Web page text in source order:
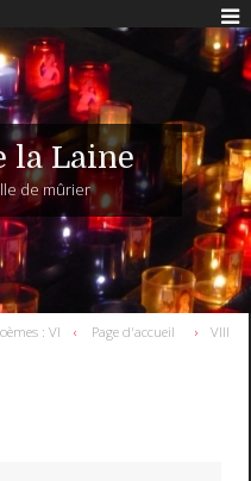
la Laine
de mûrier
: VI Page d'accueil VIII